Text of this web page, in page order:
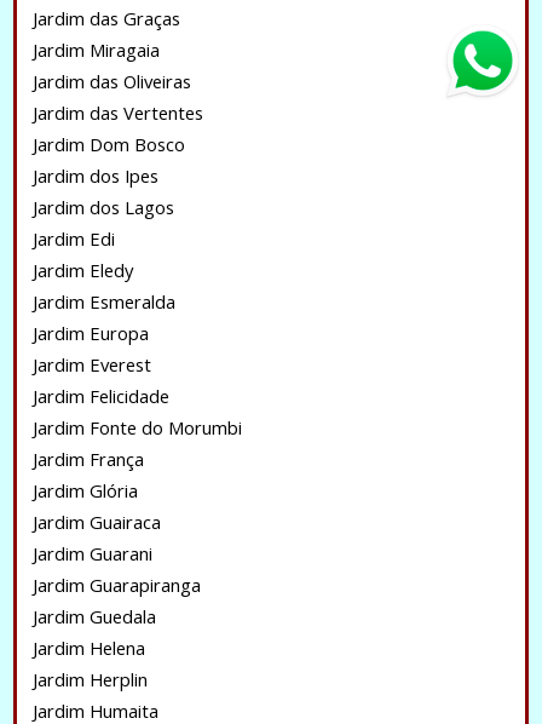
Jardim das Graças
Jardim Miragaia
Jardim das Oliveiras
Jardim das Vertentes
Jardim Dom Bosco
Jardim dos Ipes
Jardim dos Lagos
Jardim Edi
Jardim Eledy
Jardim Esmeralda
Jardim Europa
Jardim Everest
Jardim Felicidade
Jardim Fonte do Morumbi
Jardim França
Jardim Glória
Jardim Guairaca
Jardim Guarani
Jardim Guarapiranga
Jardim Guedala
Jardim Helena
Jardim Herplin
Jardim Humaita